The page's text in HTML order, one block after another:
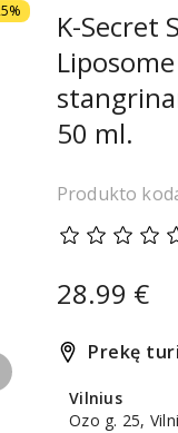
K-Secret
50 ml.
Produkto
28.99 €
Prekę
Vilnius
Ozo g. 25,